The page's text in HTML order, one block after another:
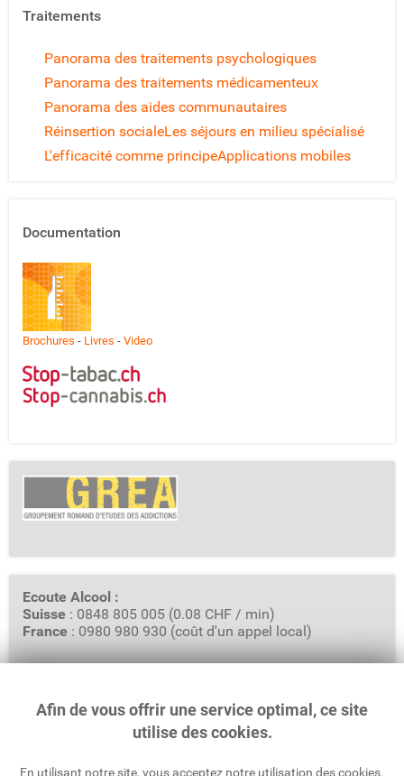
Traitements
Panorama des traitements psychologiques
Panorama des traitements médicamenteux
Panorama des aides communautaires
Réinsertion socialeLes séjours en milieu spécialisé
L'efficacité comme principeApplications mobiles
Documentation
Brochures - Livres - Video
Ecoute Alcool :
Suisse : 0848 805 005 (0.08 CHF / min)
France : 0980 980 930 (coût d'un appel local)
GREA - Groupement Romand d'Etudes des Addictions
Rue Saint-Pierre 3, Case Postale 6319
Afin de vous offrir une service optimal, ce site
utilise des cookies.
En utilisant notre site, vous acceptez notre utilisation des cookies.